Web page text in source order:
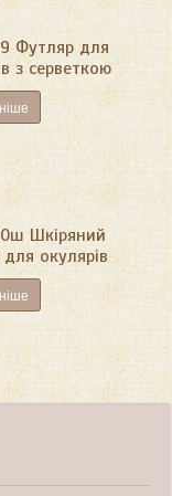
Футляр для
з серветкою
Шкіряний
окулярів